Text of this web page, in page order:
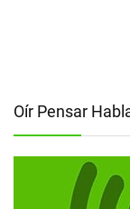
Oír Pensar